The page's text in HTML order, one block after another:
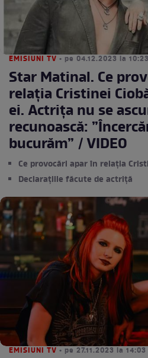
EMISIUNI TV • pe 04.12.2023 la 10:23
Star Matinal. Ce
relația Cristinei
ei. Actrița nu se
recunoască:
bucurăm” / VIDEO
Ce provocări apar în relația
Declarațiile făcute de actriță
EMISIUNI TV • pe 27.11.2023 la 14:03